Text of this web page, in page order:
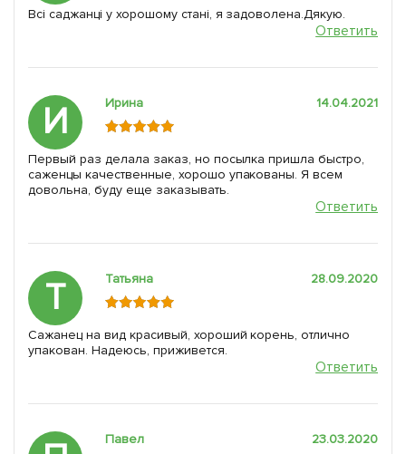
Всі саджанці у хорошому стані, я задоволена.Дякую.
Ответить
И Ирина 14.04.2021
Первый раз делала заказ, но посылка пришла быстро,
саженцы качественные, хорошо упакованы. Я всем
довольна, буду еще заказывать.
Ответить
Т Татьяна 28.09.2020
Сажанец на вид красивый, хороший корень, отлично
упакован. Надеюсь, приживется.
Ответить
Павел 23.03.2020